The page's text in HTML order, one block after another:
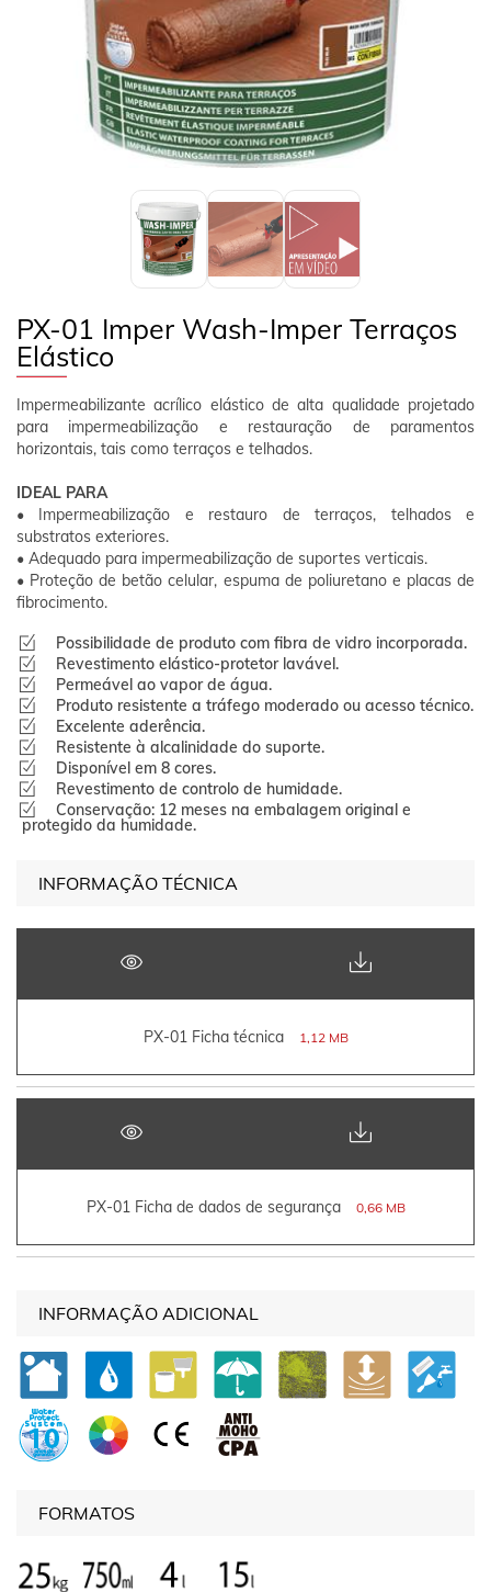
SIGA-NOS
ÁREA DO CLIENTE
PX-01 Imper Wash-Imper Terraços
Elástico
Impermeabilizante acrílico elástico de alta qualidade projetado
para impermeabilização e restauração de paramentos
horizontais, tais como terraços e telhados.
IDEAL PARA
• Impermeabilização e restauro de terraços, telhados e
substratos exteriores.
• Adequado para impermeabilização de suportes verticais.
• Proteção de betão celular, espuma de poliuretano e placas de
fibrocimento.
Possibilidade de produto com fibra de vidro incorporada.
Revestimento elástico-protetor lavável.
Permeável ao vapor de água.
Produto resistente a tráfego moderado ou acesso técnico.
Excelente aderência.
Resistente à alcalinidade do suporte.
Disponível em 8 cores.
Revestimento de controlo de humidade.
Conservação: 12 meses na embalagem original e
protegido da humidade.
INFORMAÇÃO TÉCNICA
PX-01 Ficha técnica 1,12 MB
PX-01 Ficha de dados de segurança 0,66 MB
INFORMAÇÃO ADICIONAL
FORMATOS